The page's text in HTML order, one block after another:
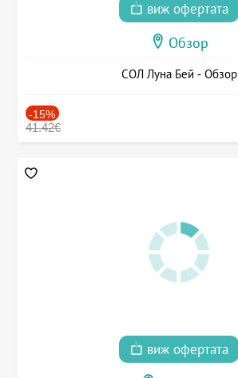
виж офертата
Обзор
СОЛ Луна Бей - Обзор
-15%
41.42€
виж офертата